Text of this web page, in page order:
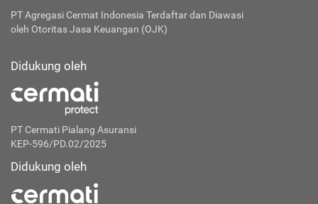
PT Agregasi Cermat Indonesia Terdaftar dan Diawasi
oleh Otoritas Jasa Keuangan (OJK)
Didukung oleh
PT Cermati Pialang Asuransi
KEP-596/PD.02/2025
Didukung oleh